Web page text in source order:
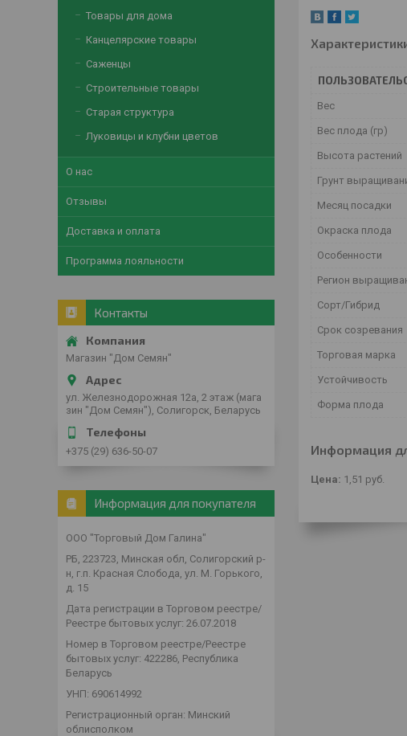
Вес
Вес плода (гр)
Высота растений
Грунт
Месяц посадки
Окраска плода
Особенности
Регион
Сорт/Гибрид
Срок созревания
Торговая марка
Устойчивость
Форма плода
Информация
Цена: 1,51 руб.
Товары для дома
Канцелярские товары
Саженцы
Строительные товары
Старая структура
Луковицы и клубни цветов
О нас
Отзывы
Доставка и оплата
Программа лояльности
Контакты
Магазин "Дом Семян"
ул. Железнодорожная 12а, 2 этаж (мага
зин "Дом Семян"), Солигорск, Беларусь
+375 (29) 636-50-07
Информация для покупателя
ООО "Торговый Дом Галина"
РБ, 223723, Минская обл, Солигорский р-
н, г.п. Красная Слобода, ул. М. Горького,
д. 15
Дата регистрации в Торговом реестре/
Реестре бытовых услуг: 26.07.2018
Номер в Торговом реестре/Реестре
бытовых услуг: 422286, Республика
Беларусь
УНП: 690614992
Регистрационный орган: Минский
облисполком